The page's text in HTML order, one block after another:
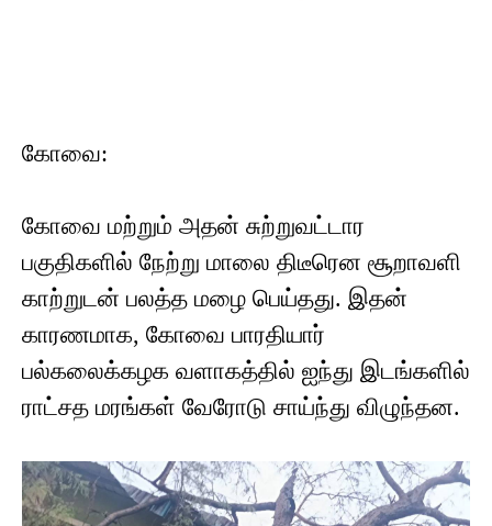
கோவை:
கோவை மற்றும் அதன் சுற்றுவட்டார
பகுதிகளில் நேற்று மாலை திடீரென சூறாவளி
காற்றுடன் பலத்த மழை பெய்தது. இதன்
காரணமாக, கோவை பாரதியார்
பல்கலைக்கழக வளாகத்தில் ஐந்து இடங்களில்
ராட்சத மரங்கள் வேரோடு சாய்ந்து விழுந்தன.